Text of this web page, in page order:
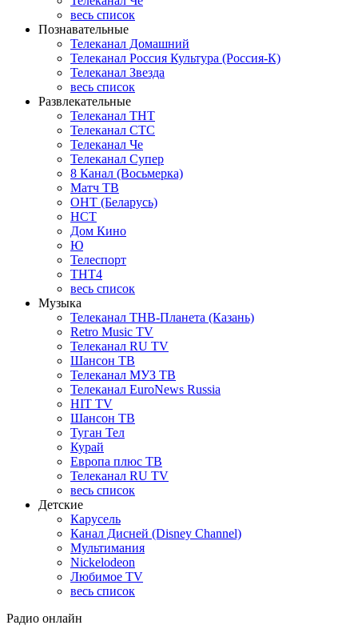
весь список
Познавательные
Телеканал Домашний
Телеканал Россия Культура (Россия-К)
Телеканал Звезда
весь список
Развлекательные
Телеканал ТНТ
Телеканал СТС
Телеканал Че
Телеканал Супер
8 Канал (Восьмерка)
Матч ТВ
ОНТ (Беларусь)
НСТ
Дом Кино
Ю
Телеспорт
ТНТ4
весь список
Музыка
Телеканал ТНВ-Планета (Казань)
Retro Music TV
Телеканал RU TV
Шансон ТВ
Телеканал МУЗ ТВ
Телеканал EuroNews Russia
HIT TV
Шансон ТВ
Туган Тел
Курай
Европа плюс ТВ
Телеканал RU TV
весь список
Детские
Карусель
Канал Дисней (Disney Channel)
Мультимания
Nickelodeon
Любимое TV
весь список
Радио онлайн